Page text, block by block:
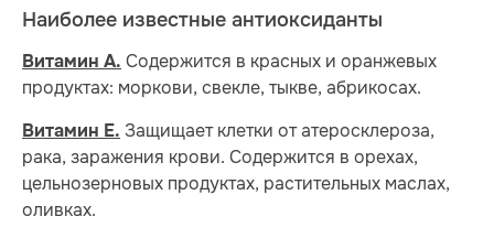
Наиболее известные антиоксиданты
Витамин А. Содержится в красных и оранжевых
продуктах: моркови, свекле, тыкве, абрикосах.
Витамин Е. Защищает клетки от атеросклероза,
рака, заражения крови. Содержится в орехах,
цельнозерновых продуктах, растительных маслах,
оливках.